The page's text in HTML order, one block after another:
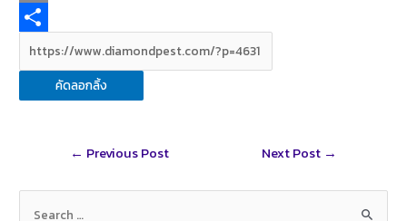
b
o
k
e
t
e
e
h
a
E
m
a
i
h
a
คัดลอกลิ้ง
← Previous Post Next Post →